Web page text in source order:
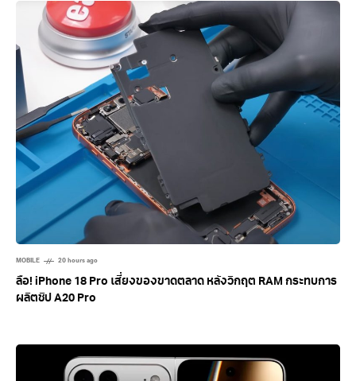
MOBILE 20 hours ago
ลือ! iPhone 18 Pro เสี่ยงของขาดตลาด หลังวิกฤต RAM กระทบการ
ผลิตชิป A20 Pro